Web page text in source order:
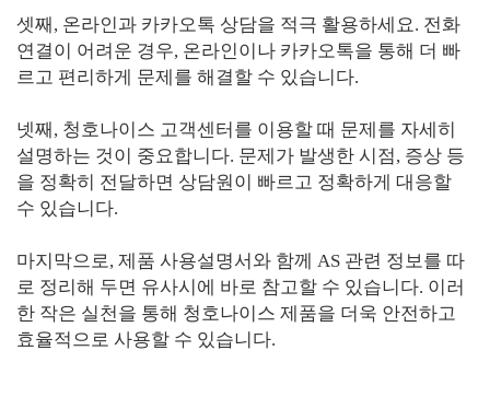
셋째, 온라인과 카카오톡 상담을 적극 활용하세요. 전화
연결이 어려운 경우, 온라인이나 카카오톡을 통해 더 빠
르고 편리하게 문제를 해결할 수 있습니다.
넷째, 청호나이스 고객센터를 이용할 때 문제를 자세히
설명하는 것이 중요합니다. 문제가 발생한 시점, 증상 등
을 정확히 전달하면 상담원이 빠르고 정확하게 대응할
수 있습니다.
마지막으로, 제품 사용설명서와 함께 AS 관련 정보를 따
로 정리해 두면 유사시에 바로 참고할 수 있습니다. 이러
한 작은 실천을 통해 청호나이스 제품을 더욱 안전하고
효율적으로 사용할 수 있습니다.